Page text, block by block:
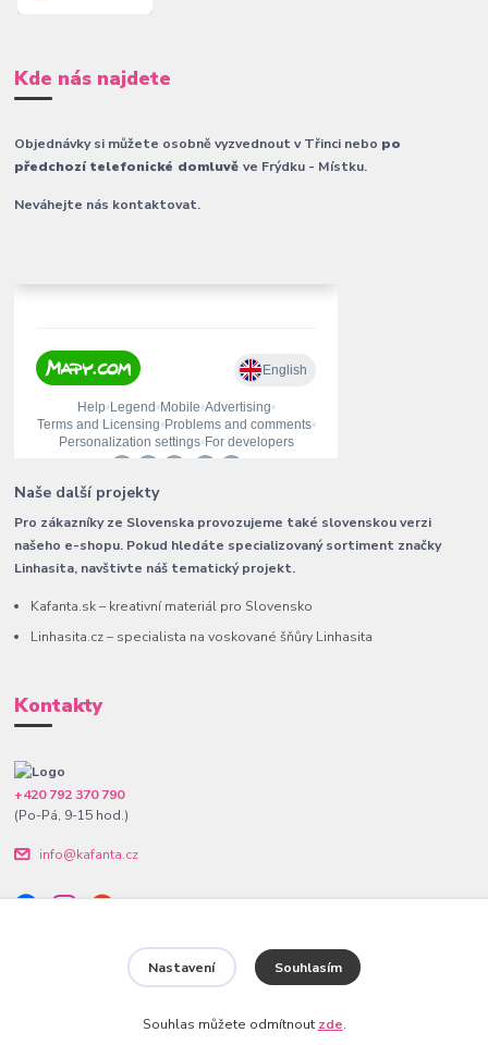
Kde nás najdete
Objednávky si můžete osobně vyzvednout v Třinci nebo po
předchozí telefonické domluvěve Frýdku - Místku.
Neváhejte nás kontaktovat.
Naše další projekty
Pro zákazníky ze Slovenska provozujeme také slovenskou verzi
našeho e-shopu. Pokud hledáte specializovaný sortiment značky
Linhasita, navštivte náš tematický projekt.
Kafanta.sk – kreativní materiál pro Slovensko
Linhasita.cz – specialista na voskované šňůry Linhasita
Kontakty
+420 792 370 790
(Po-Pá, 9-15 hod.)
info@kafanta.cz
Vytvořeno na
Eshop-rychle.cz
Nastavení Souhlasím
Souhlas můžete odmítnout zde.